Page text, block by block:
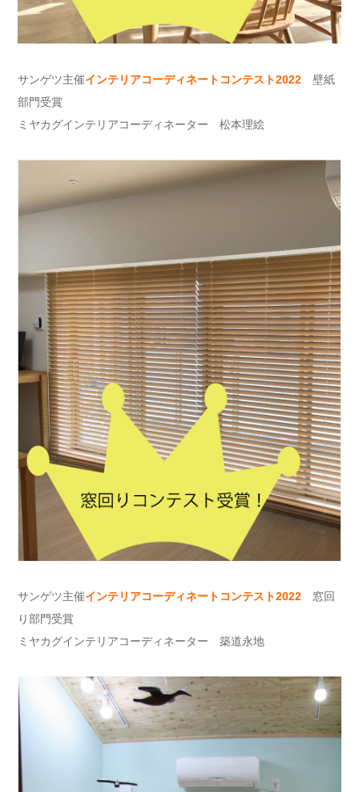
サンゲツ主催インテリアコーディネートコンテスト2022 壁紙
部門受賞
ミヤカグインテリアコーディネーター 松本理絵
サンゲツ主催インテリアコーディネートコンテスト2022 窓回
り部門受賞
ミヤカグインテリアコーディネーター 築道永地